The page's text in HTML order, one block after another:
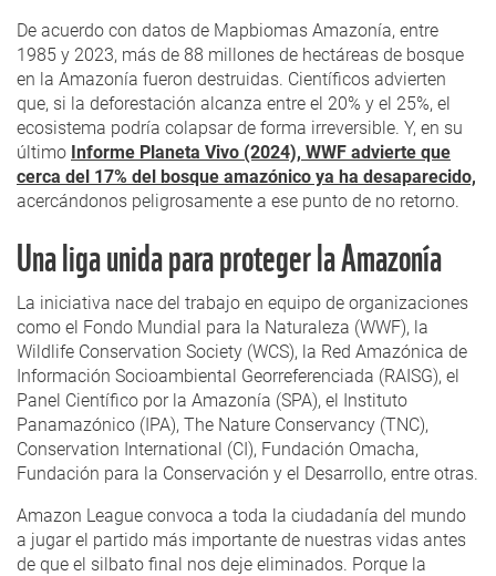
De acuerdo con datos de Mapbiomas Amazonía, entre
1985 y 2023, más de 88 millones de hectáreas de bosque
en la Amazonía fueron destruidas. Científicos advierten
que, si la deforestación alcanza entre el 20% y el 25%, el
ecosistema podría colapsar de forma irreversible. Y, en su
último Informe Planeta Vivo (2024), WWF advierte que
cerca del 17% del bosque amazónico ya ha desaparecido,
acercándonos peligrosamente a ese punto de no retorno.
Una liga unida para proteger la Amazonía
La iniciativa nace del trabajo en equipo de organizaciones
como el Fondo Mundial para la Naturaleza (WWF), la
Wildlife Conservation Society (WCS), la Red Amazónica de
Información Socioambiental Georreferenciada (RAISG), el
Panel Científico por la Amazonía (SPA), el Instituto
Panamazónico (IPA), The Nature Conservancy (TNC),
Conservation International (CI), Fundación Omacha,
Fundación para la Conservación y el Desarrollo, entre otras.
Amazon League convoca a toda la ciudadanía del mundo
a jugar el partido más importante de nuestras vidas antes
de que el silbato final nos deje eliminados. Porque la